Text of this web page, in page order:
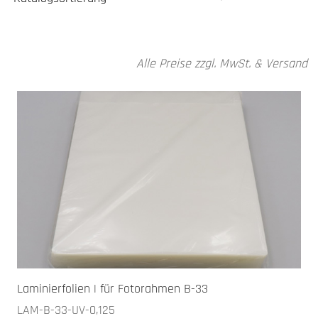
Alle Preise zzgl. MwSt. & Versand
Laminierfolien | für Fotorahmen B-33
LAM-B-33-UV-0,125